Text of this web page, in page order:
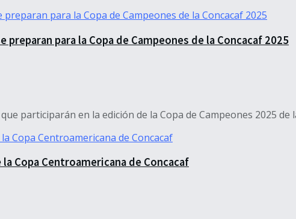
para la Copa de Campeones de la Concacaf 2025
participarán en la edición de la Copa de Campeones 2025 de
Copa Centroamericana de Concacaf